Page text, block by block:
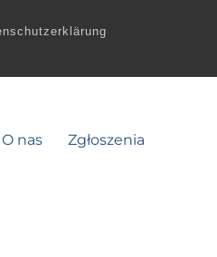
O nas Zgłoszenia